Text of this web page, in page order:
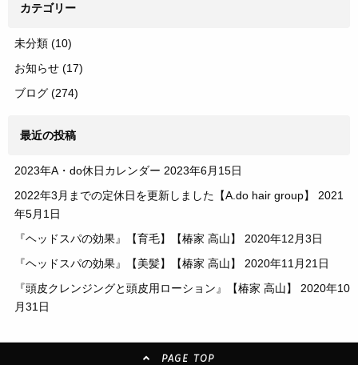
カテゴリー
未分類 (10)
お知らせ (17)
ブログ (274)
最近の投稿
2023年A・do休日カレンダー 2023年6月15日
2022年3月までの定休日を更新しました【A.do hair group】
2021
年5月1日
『ヘッドスパの効果』【育毛】【椿家 高山】
2020年12月3日
『ヘッドスパの効果』【美髪】【椿家 高山】
2020年11月21日
『頭皮クレンジングと頭皮用ローション』【椿家 高山】
2020年10
月31日
PAGE TOP